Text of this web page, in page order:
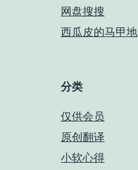
网盘搜搜
西瓜皮的马甲地
分类
仅供会员
原创翻译
小软心得